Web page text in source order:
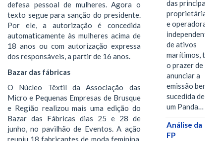
defesa pessoal de mulheres. Agora o
texto segue para sanção do presidente.
Por ele, a autorização é concedida
automaticamente às mulheres acima de
18 anos ou com autorização expressa
dos responsáveis, a partir de 16 anos.
Bazar das fábricas
O Núcleo Têxtil da Associação das
Micro e Pequenas Empresas de Brusque
e Região realizou mais uma edição do
Bazar das Fábricas dias 25 e 28 de
junho, no pavilhão de Eventos. A ação
reuniu 18 fabricantes de moda feminina,
das principais
proprietárias
e operadoras
independentes
de ativos
marítimos, tem
o prazer de
anunciar a
emissão bem-
sucedida de
um Panda…
Análise da
FP